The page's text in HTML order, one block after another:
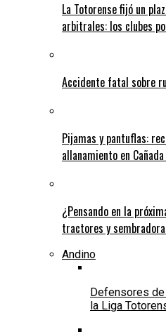
La Totorense fijó un
arbitrales: los clubes
Accidente fatal sobre
Pijamas y pantuflas:
allanamiento en
¿Pensando en la
tractores y
Andino
Defensores
la Liga